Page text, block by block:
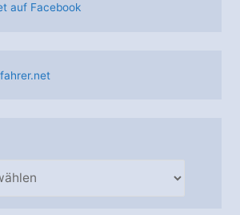
auf Facebook